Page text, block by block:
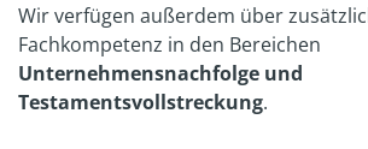
Wir verfügen außerdem über
Fachkompetenz in den Bereichen
Unternehmensnachfolge und
Testamentsvollstreckung.